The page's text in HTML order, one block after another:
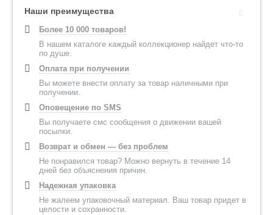
Наши преимущества
Более 10 000 товаров!
В нашем каталоге каждый коллекционер найдет что-то
по душе.
Оплата при получении
Вы можете внести оплату за товар наличными при
получении.
Оповещение по SMS
Вы получаете смс сообщения о движении вашей
посылки.
Возврат и обмен — без проблем
Не понравился товар? Можно вернуть в течение 14
дней без объяснения причин.
Надежная упаковка
Не жалеем упаковочный материал. Ваш товар придет в
целости и сохранности.